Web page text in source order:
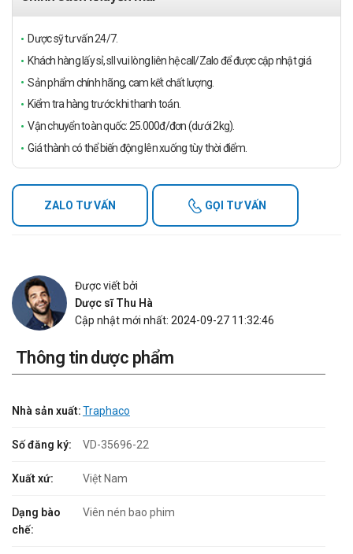
Dược sỹ tư vấn 24/7.
Khách hàng lấy sỉ, sll vui lòng liên hệ call/Zalo để được cập nhật giá
Sản phẩm chính hãng, cam kết chất lượng.
Kiểm tra hàng trước khi thanh toán.
Vận chuyển toàn quốc: 25.000đ/đơn (dưới 2kg).
Giá thành có thể biến động lên xuống tùy thời điểm.
ZALO TƯ VẤN GỌI TƯ VẤN
Được viết bởi
Dược sĩ Thu Hà
Cập nhật mới nhất: 2024-09-27 11:32:46
Thông tin dược phẩm
Nhà sản xuất:Traphaco
Số đăng ký: VD-35696-22
Xuất xứ: Việt Nam
Dạng bào
chế:
Viên nén bao phim